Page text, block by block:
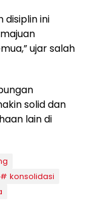
disiplin ini
ujar salah
solid dan
lain di
konsolidasi